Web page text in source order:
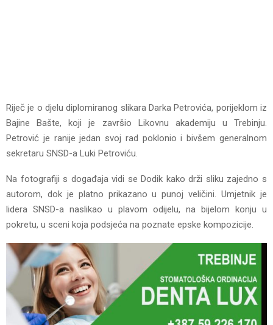
Riječ je o djelu diplomiranog slikara Darka Petrovića, porijeklom iz
Bajine Bašte, koji je završio Likovnu akademiju u Trebinju.
Petrović je ranije jedan svoj rad poklonio i bivšem generalnom
sekretaru SNSD-a Luki Petroviću.
Na fotografiji s događaja vidi se Dodik kako drži sliku zajedno s
autorom, dok je platno prikazano u punoj veličini. Umjetnik je
lidera SNSD-a naslikao u plavom odijelu, na bijelom konju u
pokretu, u sceni koja podsjeća na poznate epske kompozicije.